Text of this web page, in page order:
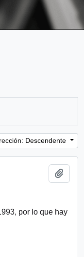
Descendente
por lo que hay